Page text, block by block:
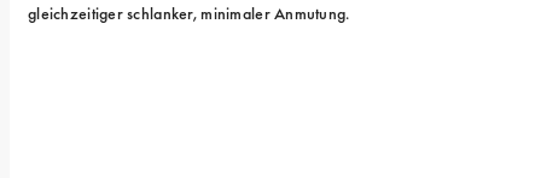
gleichzeitiger schlanker, minimaler Anmutung.